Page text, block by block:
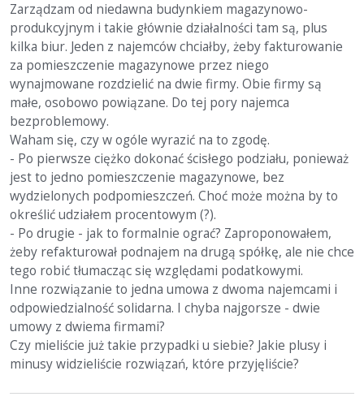
Zarządzam od niedawna budynkiem magazynowo-
produkcyjnym i takie głównie działalności tam są, plus
kilka biur. Jeden z najemców chciałby, żeby fakturowanie
za pomieszczenie magazynowe przez niego
wynajmowane rozdzielić na dwie firmy. Obie firmy są
małe, osobowo powiązane. Do tej pory najemca
bezproblemowy.
Waham się, czy w ogóle wyrazić na to zgodę.
- Po pierwsze ciężko dokonać ścisłego podziału, ponieważ
jest to jedno pomieszczenie magazynowe, bez
wydzielonych podpomieszczeń. Choć może można by to
określić udziałem procentowym (?).
- Po drugie - jak to formalnie ograć? Zaproponowałem,
żeby refakturował podnajem na drugą spółkę, ale nie chce
tego robić tłumacząc się względami podatkowymi.
Inne rozwiązanie to jedna umowa z dwoma najemcami i
odpowiedzialność solidarna. I chyba najgorsze - dwie
umowy z dwiema firmami?
Czy mieliście już takie przypadki u siebie? Jakie plusy i
minusy widzieliście rozwiązań, które przyjęliście?